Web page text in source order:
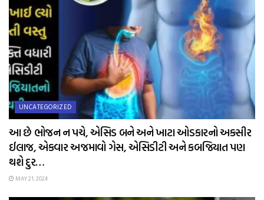
UNCATEGORIZED
આ છે ભોજન ન પચે, એસિડ બને અને ખાટા ઓડકારનો અકસીર
ઈલાજ, એકવાર અજમાવો ગેસ, એસિડીટી અને કબજિયાત પણ
થશે દુર…
MAY 21, 2024